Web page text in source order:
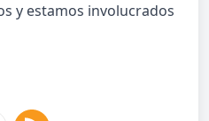
y estamos involucrados